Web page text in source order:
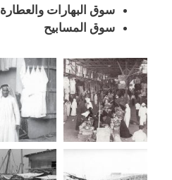
سوق البهارات والعطارة
سوق المسابيح